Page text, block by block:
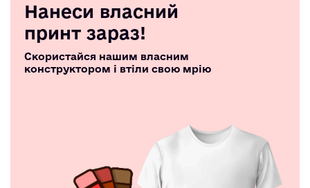
Нанеси власний
принт зараз!
Скористайся нашим власним
конструктором і втіли свою мрію